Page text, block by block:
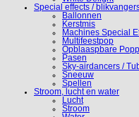
Special effects /
Ballonnen
Kerstmis
Machines Special
Multifeestpop
Opblaaspbare
Pasen
Sky-airdancers /
Sneeuw
Spellen
Stroom, lucht en water
Lucht
Stroom